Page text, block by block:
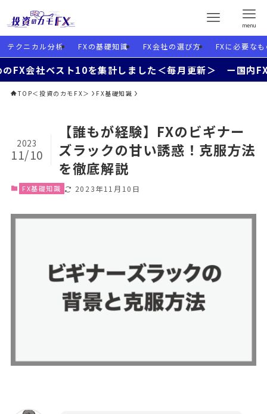
menu
テクニカル分析 FXの基礎知識 FX会社の選び方 FXに必要な
ベスト10を集計しました＜毎月更新＞ ー国内FXと海外
TOP＜投資のカモFX＞ FX基礎知識
【誰もが経験】FXのビギナー
ズラックの甘い誘惑！克服方法
を徹底解説
2023
11/10
FX基礎知識 2023年11月10日